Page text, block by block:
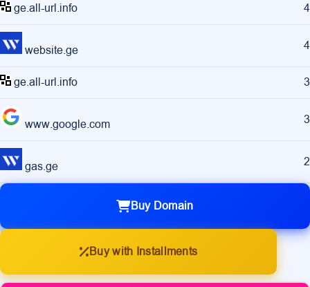
ge.all-url.info 4
website.ge 4
ge.all-url.info 3
www.google.com 3
gas.ge 2
Buy Domain
Buy with Installments